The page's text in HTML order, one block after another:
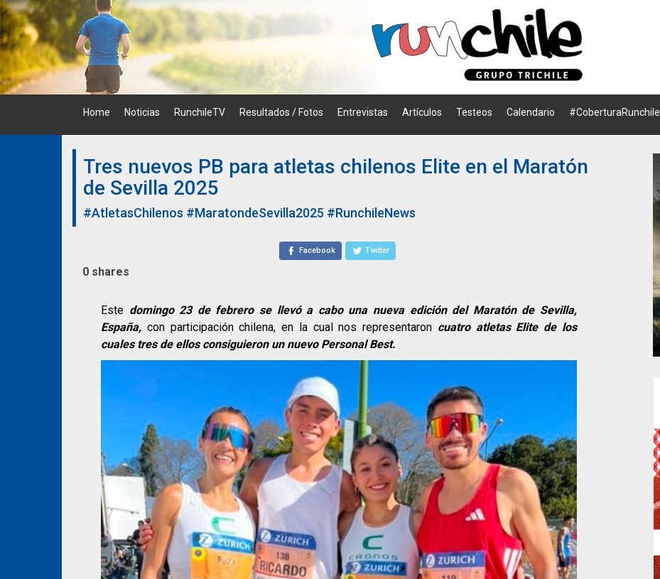
Skip
to
content
Home Noticias RunchileTV Resultados / Fotos Entrevistas Artículos Testeos Calendario #CoberturaRunchile
Tres nuevos PB para atletas chilenos Elite en el Maratón
de Sevilla 2025
#AtletasChilenos #MaratondeSevilla2025 #RunchileNews
Facebook Twitter
0 shares
Este domingo 23 de febrero se llevó a cabo una nueva edición del Maratón de Sevilla,
España, con participación chilena, en la cual nos representaron cuatro atletas Elite de los
cuales tres de ellos consiguieron un nuevo Personal Best.